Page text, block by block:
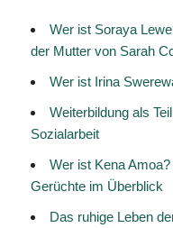
Wer ist Soraya
der Mutter von Sarah
Wer ist Irina
Weiterbildung als
Sozialarbeit
Wer ist Kena
Gerüchte im Überblick
Das ruhige Leben